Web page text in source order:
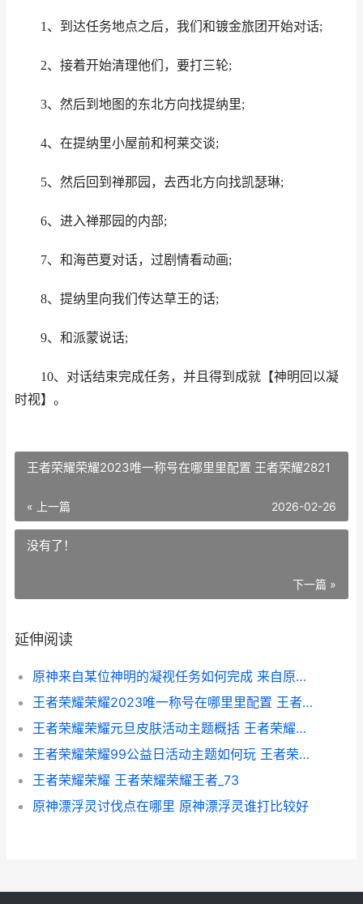
1、到达任务地点之后，我们和镀金旅团开始对话;
2、接着开始清理他们，要打三轮;
3、然后到地图的东北方向找提纳里;
4、在提纳里小屋前和柯莱交谈;
5、然后回到禅那园，去西北方向找凯瑟琳;
6、进入禅那园的内部;
7、和海芭夏对话，过剧情看动画;
8、提纳里向我们传达草王的话;
9、和派蒙说话;
10、对话结束完成任务，并且得到成就【神明回以凝
时视】。
王者荣耀荣耀2023唯一称号在哪里里配置 王者荣耀2821
« 上一篇 2026-02-26
没有了！
下一篇 »
延伸阅读
原神来自某位神明的凝视任务如何完成 来自原神的神明
王者荣耀荣耀2023唯一称号在哪里里配置 王者荣耀2821
王者荣耀荣耀元旦皮肤活动主题概括 王者荣耀元笑
王者荣耀荣耀99公益日活动主题如何玩 王者荣耀荣耀9月流水
王者荣耀荣耀 王者荣耀荣耀王者_73
原神漂浮灵讨伐点在哪里 原神漂浮灵谁打比较好